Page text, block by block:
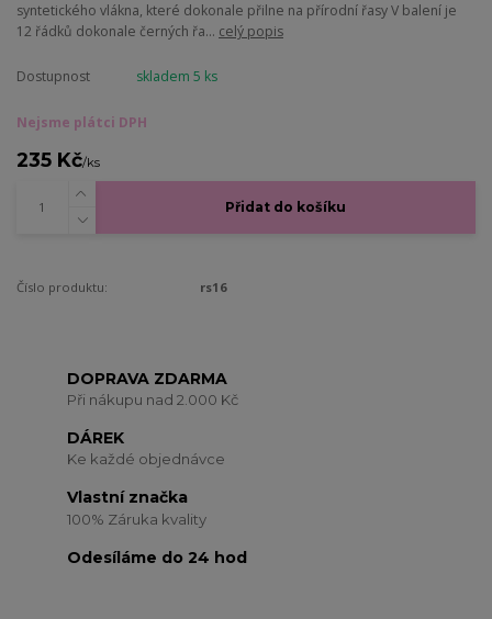
syntetického vlákna, které dokonale přilne na přírodní řasy V balení je
12 řádků dokonale černých řa... celý popis
Dostupnost skladem 5 ks
Nejsme plátci DPH
235 Kč/ks
Přidat do košíku
Číslo produktu: rs16
DOPRAVA ZDARMA
Při nákupu nad 2.000 Kč
DÁREK
Ke každé objednávce
Vlastní značka
100% Záruka kvality
Odesíláme do 24 hod